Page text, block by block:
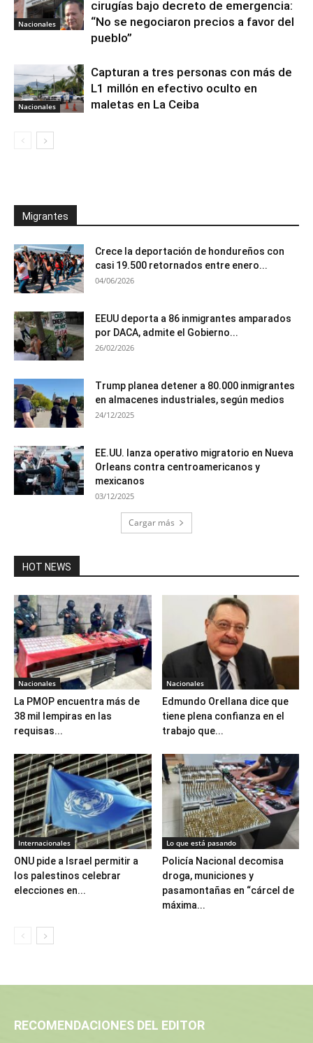
Nacionales
cirugías bajo decreto de emergencia:
“No se negociaron precios a favor del
pueblo”
Nacionales
Capturan a tres personas con más de
L1 millón en efectivo oculto en
maletas en La Ceiba
Migrantes
Crece la deportación de hondureños con
casi 19.500 retornados entre enero...
04/06/2026
EEUU deporta a 86 inmigrantes amparados
por DACA, admite el Gobierno...
26/02/2026
Trump planea detener a 80.000 inmigrantes
en almacenes industriales, según medios
24/12/2025
EE.UU. lanza operativo migratorio en Nueva
Orleans contra centroamericanos y
mexicanos
03/12/2025
Cargar más
HOT NEWS
Nacionales
La PMOP encuentra más de
38 mil lempiras en las
requisas...
Nacionales
Edmundo Orellana dice que
tiene plena confianza en el
trabajo que...
Internacionales
ONU pide a Israel permitir a
los palestinos celebrar
elecciones en...
Lo que está pasando
Policía Nacional decomisa
droga, municiones y
pasamontañas en “cárcel de
máxima...
RECOMENDACIONES DEL EDITOR